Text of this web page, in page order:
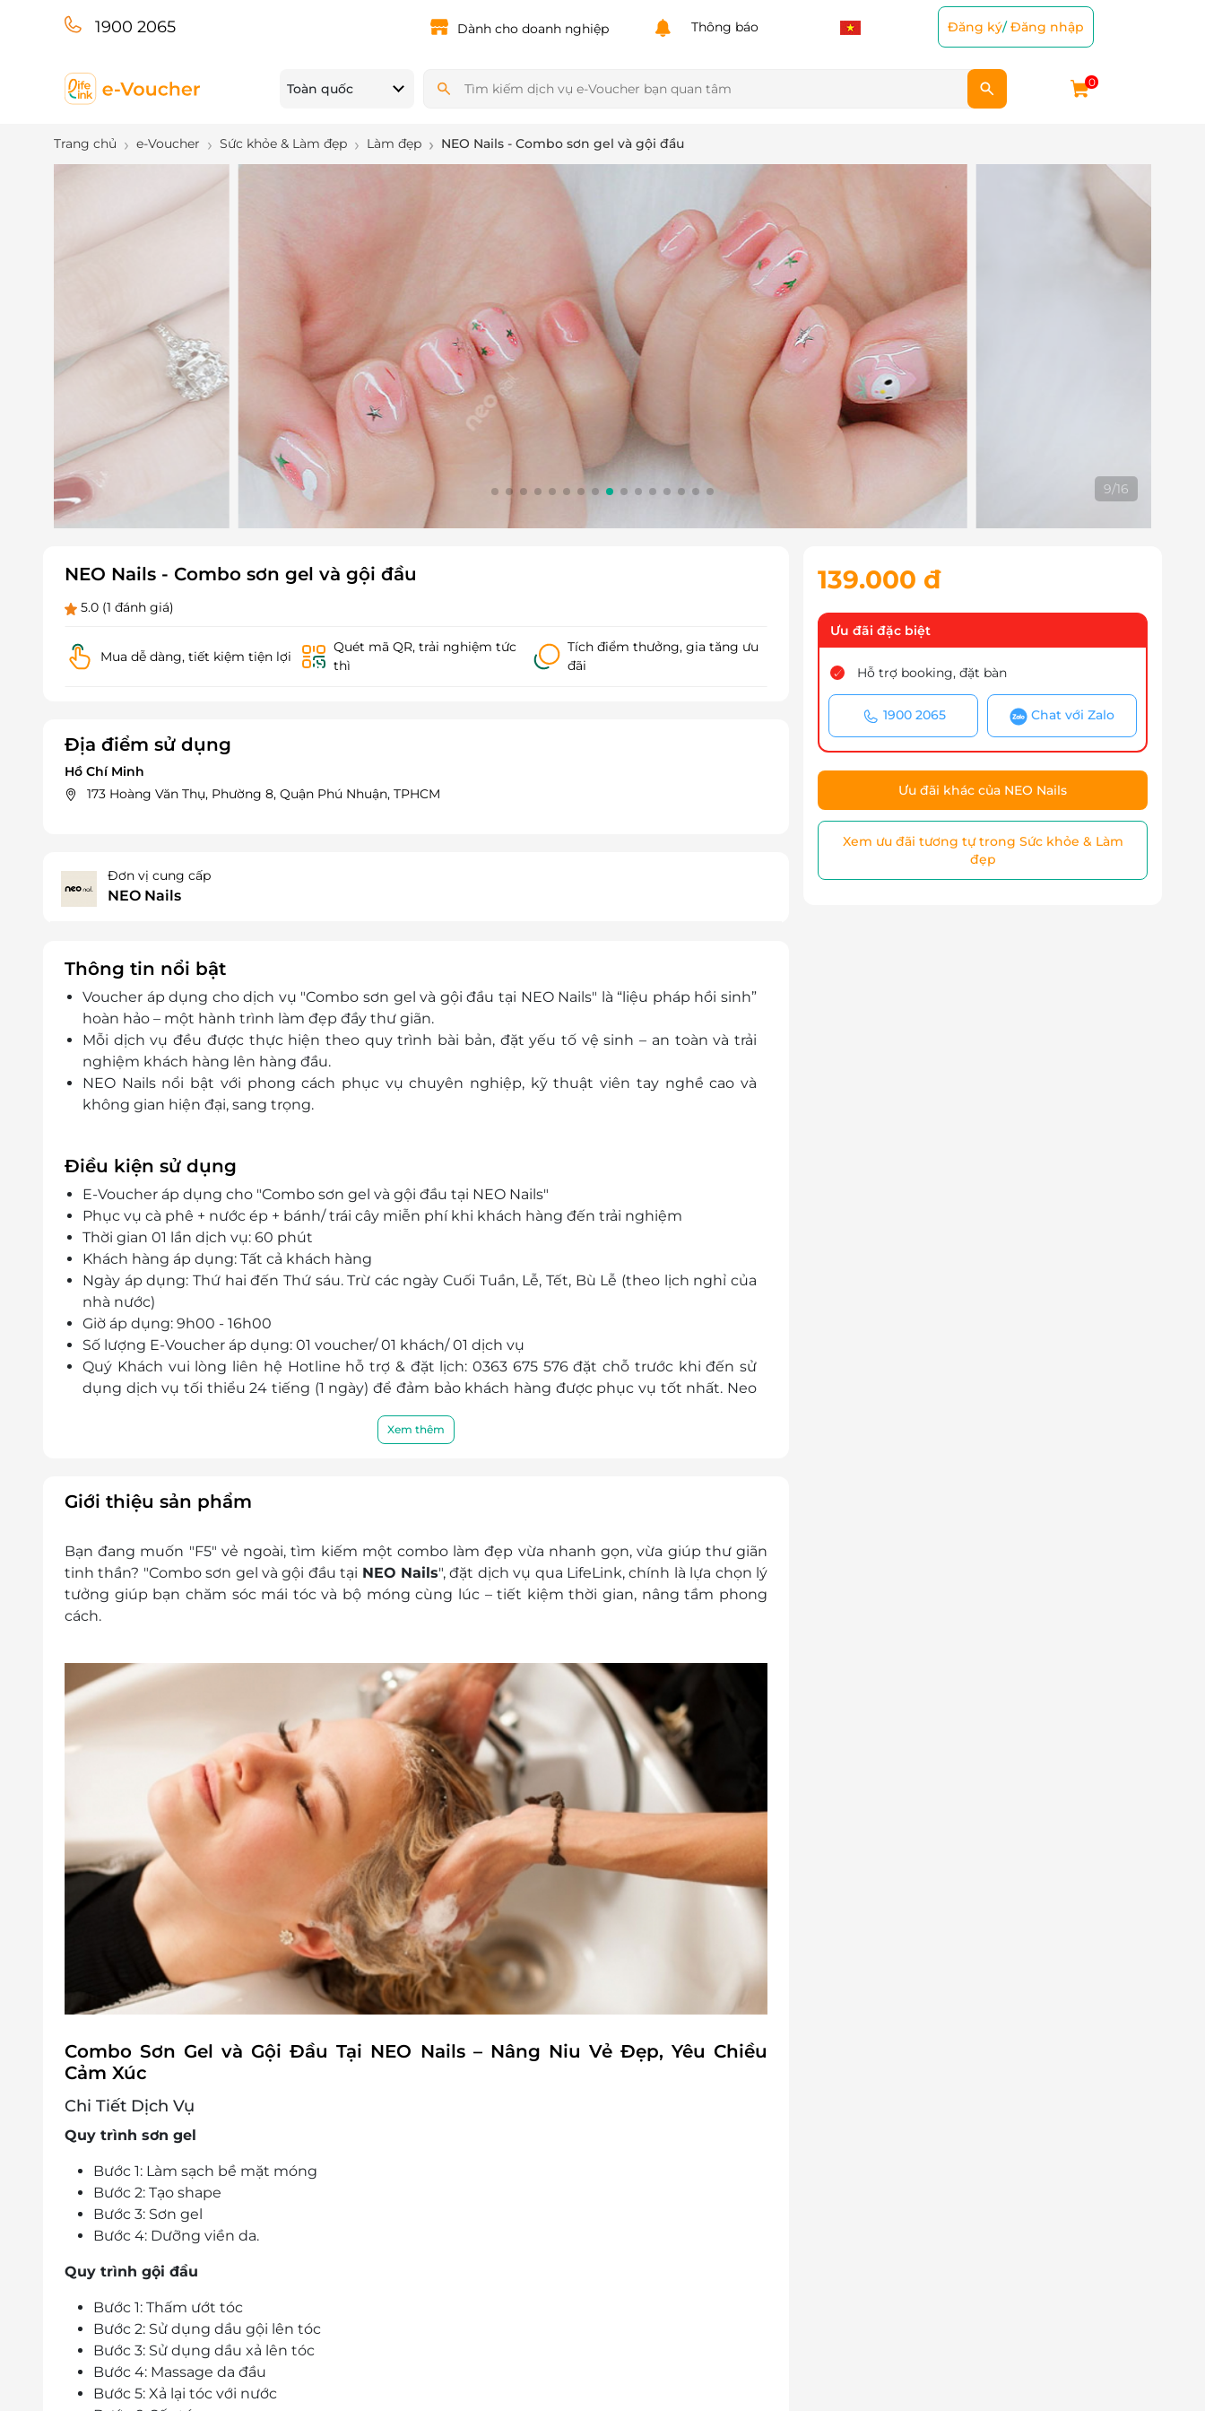
1900 2065 Dành cho doanh nghiệp Thông báo Đăng ký/Đăng nhập
Toàn quốc 0
Trang chủ e-Voucher Sức khỏe & Làm đẹp Làm đẹp NEO Nails - Combo sơn gel và gội đầu
10/16
NEO Nails - Combo sơn gel và gội đầu
5.0 (1 đánh giá)
Mua dễ dàng, tiết kiệm tiện lợi
Quét mã QR, trải nghiệm tức
thì
Tích điểm thưởng, gia tăng ưu
đãi
Địa điểm sử dụng
Hồ Chí Minh
173 Hoàng Văn Thụ, Phường 8, Quận Phú Nhuận, TPHCM
Đơn vị cung cấp
NEO Nails
Thông tin nổi bật
Voucher áp dụng cho dịch vụ "Combo sơn gel và gội đầu tại NEO Nails" là “liệu pháp hồi sinh”
hoàn hảo – một hành trình làm đẹp đầy thư giãn.
Mỗi dịch vụ đều được thực hiện theo quy trình bài bản, đặt yếu tố vệ sinh – an toàn và trải
nghiệm khách hàng lên hàng đầu.
NEO Nailsnổi bật với phong cách phục vụ chuyên nghiệp, kỹ thuật viên tay nghề cao và
không gian hiện đại, sang trọng.
Điều kiện sử dụng
E-Voucher áp dụng cho "Combo sơn gel và gội đầu tại NEO Nails"
Phục vụ cà phê + nước ép + bánh/ trái cây miễn phí khi khách hàng đến trải nghiệm
Thời gian 01 lần dịch vụ: 60 phút
Khách hàng áp dụng: Tất cả khách hàng
Ngày áp dụng: Thứ hai đến Thứ sáu. Trừ các ngày Cuối Tuần, Lễ, Tết, Bù Lễ (theo lịch nghỉ của
nhà nước)
Giờ áp dụng: 9h00 - 16h00
Số lượng E-Voucher áp dụng: 01 voucher/ 01 khách/ 01 dịch vụ
Quý Khách vui lòng liên hệ Hotline hỗ trợ & đặt lịch: 0363 675 576 đặt chỗ trước khi đến sử
dụng dịch vụ tối thiểu 24 tiếng (1 ngày) để đảm bảo khách hàng được phục vụ tốt nhất. Neo
Một khách hàng được mua nhiều E-Voucher/E-Coupon
E-Voucher/E-Coupon không có giá trị quy đổi thành tiền mặt, không trả lại tiền thừa
Giá chưa bao gồm VAT.
Xem thêm
Giới thiệu sản phẩm
Bạn đang muốn "F5" vẻ ngoài, tìm kiếm một combo làm đẹp vừa nhanh gọn, vừa giúp thư giãn
tinh thần? "Combo sơn gel và gội đầu tại NEO Nails", đặt dịch vụ qua LifeLink, chính là lựa chọn lý
tưởng giúp bạn chăm sóc mái tóc và bộ móng cùng lúc – tiết kiệm thời gian, nâng tầm phong
cách.
Combo Sơn Gel và Gội Đầu Tại NEO Nails – Nâng Niu Vẻ Đẹp, Yêu Chiều
Cảm Xúc
Chi Tiết Dịch Vụ
Quy trình sơn gel
Bước 1: Làm sạch bề mặt móng
Bước 2: Tạo shape
Bước 3: Sơn gel
Bước 4: Dưỡng viền da.
Quy trình gội đầu
Bước 1: Thấm ướt tóc
Bước 2: Sử dụng dầu gội lên tóc
Bước 3: Sử dụng dầu xả lên tóc
Bước 4: Massage da đầu
Bước 5: Xả lại tóc với nước
139.000 đ
Ưu đãi đặc biệt
Hỗ trợ booking, đặt bàn
1900 2065 Chat với Zalo
Ưu đãi khác của NEO Nails
Xem ưu đãi tương tự trong Sức khỏe & Làm
đẹp